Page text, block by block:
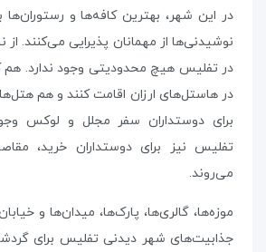
در این شهر، بهترین کافه‌ها و رستوران‌ها
نوشیدنی‌ها از مهمانان پذیرایی می‌کنند. از
در تفلیس هیچ محدودیتی وجود ندارد. هم
در هاستل‌های ارزان اقامت کنند و هم
برای دوستداران سفر مجلل و لوکس
تفلیس نیز برای دوستداران خرید،
می‌روند.
موزه‌ها، گالری‌ها، پارک‌ها، میدان‌ها و
جذابیت‌های شهر دیدنی تفلیس برای